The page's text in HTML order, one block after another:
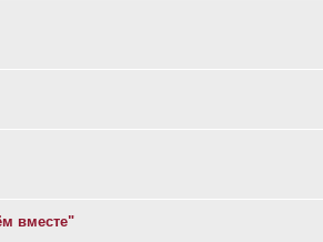
вместе"